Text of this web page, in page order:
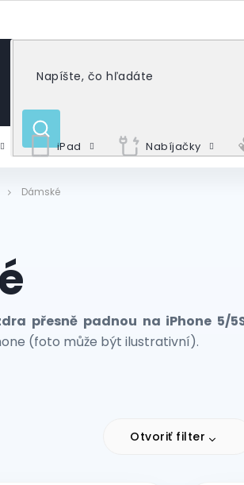
HĽADAŤ
iPad Nabíjačky
Dámské
přesně padnou na iPhone 5/
(foto může být ilustrativní).
Otvoriť filter